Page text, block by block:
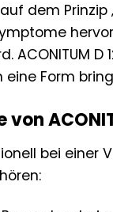
dem
ACONITUM
eine Form
bei